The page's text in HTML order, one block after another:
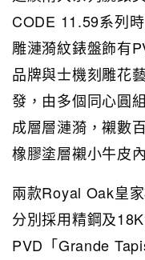
CODE 11.59系列
雕漣漪紋錶盤飾有
品牌與士機刻雕花
發，由多個同心圓
成層層漣漪，襯數
橡膠塗層襯小牛皮
兩款Royal Oak皇
分別採用精鋼及
PVD「Grande